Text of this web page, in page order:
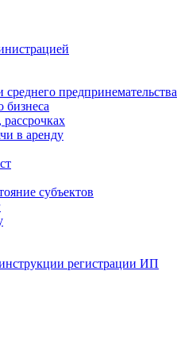
предпринемательства
бизнеса
рассрочках
в аренду
субъектов
регистрации ИП